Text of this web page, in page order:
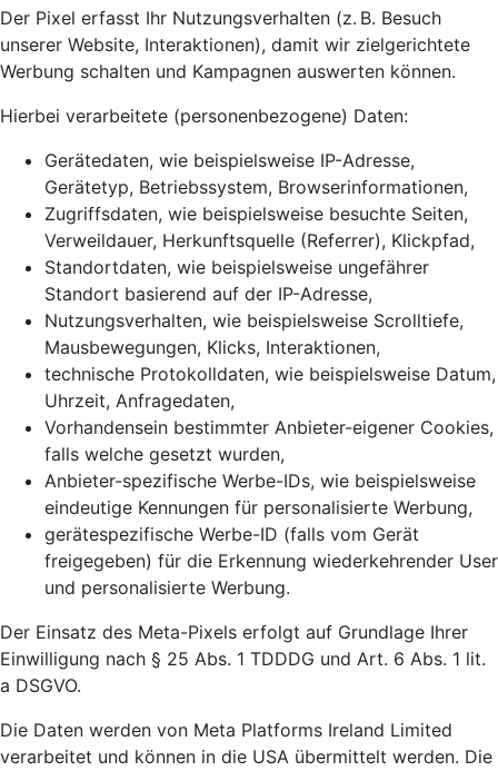
Der Pixel erfasst Ihr Nutzungsverhalten (z. B. Besuch
unserer Website, Interaktionen), damit wir zielgerichtete
Werbung schalten und Kampagnen auswerten können.
Hierbei verarbeitete (personenbezogene) Daten:
Gerätedaten, wie beispielsweise IP-Adresse,
Gerätetyp, Betriebssystem, Browserinformationen,
Zugriffsdaten, wie beispielsweise besuchte Seiten,
Verweildauer, Herkunftsquelle (Referrer), Klickpfad,
Standortdaten, wie beispielsweise ungefährer
Standort basierend auf der IP-Adresse,
Nutzungsverhalten, wie beispielsweise Scrolltiefe,
Mausbewegungen, Klicks, Interaktionen,
technische Protokolldaten, wie beispielsweise Datum,
Uhrzeit, Anfragedaten,
Vorhandensein bestimmter Anbieter-eigener Cookies,
falls welche gesetzt wurden,
Anbieter-spezifische Werbe-IDs, wie beispielsweise
eindeutige Kennungen für personalisierte Werbung,
gerätespezifische Werbe-ID (falls vom Gerät
freigegeben) für die Erkennung wiederkehrender User
und personalisierte Werbung.
Der Einsatz des Meta-Pixels erfolgt auf Grundlage Ihrer
Einwilligung nach § 25 Abs. 1 TDDDG und Art. 6 Abs. 1 lit.
a DSGVO.
Die Daten werden von Meta Platforms Ireland Limited
verarbeitet und können in die USA übermittelt werden. Die